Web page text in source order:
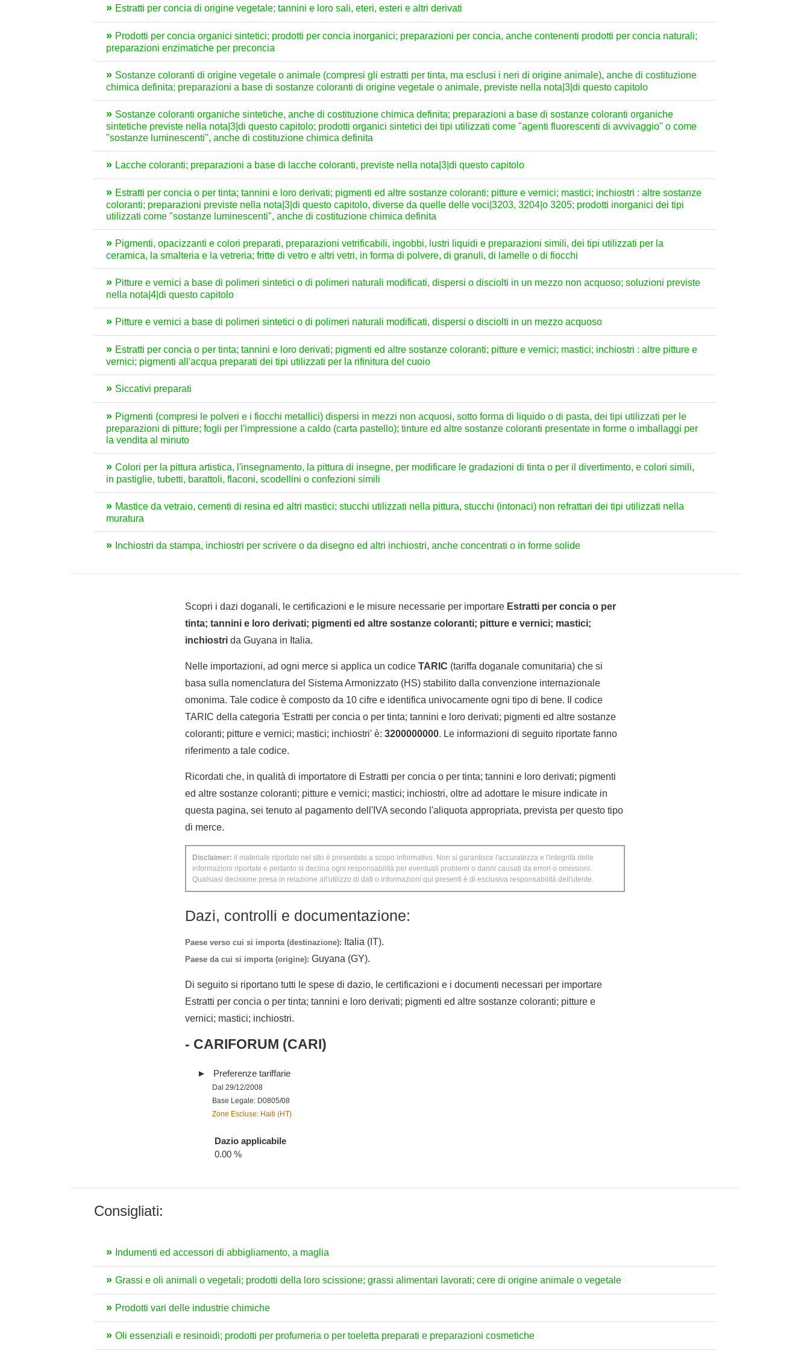
Estratti per concia di origine vegetale; tannini e loro sali, eteri, esteri e altri derivati
Prodotti per concia organici sintetici; prodotti per concia inorganici; preparazioni per concia, anche contenenti prodotti per concia naturali;
preparazioni enzimatiche per preconcia
Sostanze coloranti di origine vegetale o animale (compresi gli estratti per tinta, ma esclusi i neri di origine animale), anche di costituzione
chimica definita; preparazioni a base di sostanze coloranti di origine vegetale o animale, previste nella nota|3|di questo capitolo
Sostanze coloranti organiche sintetiche, anche di costituzione chimica definita; preparazioni a base di sostanze coloranti organiche
sintetiche previste nella nota|3|di questo capitolo; prodotti organici sintetici dei tipi utilizzati come "agenti fluorescenti di avvivaggio" o come
"sostanze luminescenti", anche di costituzione chimica definita
Lacche coloranti; preparazioni a base di lacche coloranti, previste nella nota|3|di questo capitolo
Estratti per concia o per tinta; tannini e loro derivati; pigmenti ed altre sostanze coloranti; pitture e vernici; mastici; inchiostri : altre sostanze
coloranti; preparazioni previste nella nota|3|di questo capitolo, diverse da quelle delle voci|3203, 3204|o 3205; prodotti inorganici dei tipi
utilizzati come "sostanze luminescenti", anche di costituzione chimica definita
Pigmenti, opacizzanti e colori preparati, preparazioni vetrificabili, ingobbi, lustri liquidi e preparazioni simili, dei tipi utilizzati per la
ceramica, la smalteria e la vetreria; fritte di vetro e altri vetri, in forma di polvere, di granuli, di lamelle o di fiocchi
Pitture e vernici a base di polimeri sintetici o di polimeri naturali modificati, dispersi o disciolti in un mezzo non acquoso; soluzioni previste
nella nota|4|di questo capitolo
Pitture e vernici a base di polimeri sintetici o di polimeri naturali modificati, dispersi o disciolti in un mezzo acquoso
Estratti per concia o per tinta; tannini e loro derivati; pigmenti ed altre sostanze coloranti; pitture e vernici; mastici; inchiostri : altre pitture e
vernici; pigmenti all'acqua preparati dei tipi utilizzati per la rifinitura del cuoio
Siccativi preparati
Pigmenti (compresi le polveri e i fiocchi metallici) dispersi in mezzi non acquosi, sotto forma di liquido o di pasta, dei tipi utilizzati per le
preparazioni di pitture; fogli per l'impressione a caldo (carta pastello); tinture ed altre sostanze coloranti presentate in forme o imballaggi per
la vendita al minuto
Colori per la pittura artistica, l'insegnamento, la pittura di insegne, per modificare le gradazioni di tinta o per il divertimento, e colori simili,
in pastiglie, tubetti, barattoli, flaconi, scodellini o confezioni simili
Mastice da vetraio, cementi di resina ed altri mastici; stucchi utilizzati nella pittura, stucchi (intonaci) non refrattari dei tipi utilizzati nella
muratura
Inchiostri da stampa, inchiostri per scrivere o da disegno ed altri inchiostri, anche concentrati o in forme solide
Scopri i dazi doganali, le certificazioni e le misure necessarie per importare Estratti per concia o per
tinta; tannini e loro derivati; pigmenti ed altre sostanze coloranti; pitture e vernici; mastici;
inchiostri da Guyana in Italia.
Nelle importazioni, ad ogni merce si applica un codice TARIC (tariffa doganale comunitaria) che si
basa sulla nomenclatura del Sistema Armonizzato (HS) stabilito dalla convenzione internazionale
omonima. Tale codice è composto da 10 cifre e identifica univocamente ogni tipo di bene. Il codice
TARIC della categoria 'Estratti per concia o per tinta; tannini e loro derivati; pigmenti ed altre sostanze
coloranti; pitture e vernici; mastici; inchiostri' è: 3200000000. Le informazioni di seguito riportate fanno
riferimento a tale codice.
Ricordati che, in qualità di importatore di Estratti per concia o per tinta; tannini e loro derivati; pigmenti
ed altre sostanze coloranti; pitture e vernici; mastici; inchiostri, oltre ad adottare le misure indicate in
questa pagina, sei tenuto al pagamento dell'IVA secondo l'aliquota appropriata, prevista per questo tipo
di merce.
Disclaimer: il materiale riportato nel sito è presentato a scopo informativo. Non si garantisce l'accuratezza e l'integrità delle
informazioni riportate e pertanto si declina ogni responsabilità per eventuali problemi o danni causati da errori o omissioni.
Qualsiasi decisione presa in relazione all'utilizzo di dati o informazioni qui presenti è di esclusiva responsabilità dell'utente.
Dazi, controlli e documentazione:
Paese verso cui si importa (destinazione): Italia (IT).
Paese da cui si importa (origine): Guyana (GY).
Di seguito si riportano tutti le spese di dazio, le certificazioni e i documenti necessari per importare
Estratti per concia o per tinta; tannini e loro derivati; pigmenti ed altre sostanze coloranti; pitture e
vernici; mastici; inchiostri.
- CARIFORUM (CARI)
Preferenze tariffarie
Dal 29/12/2008
Base Legale: D0805/08
Zone Escluse: Haiti (HT)
Dazio applicabile
0.00 %
Consigliati:
Indumenti ed accessori di abbigliamento, a maglia
Grassi e oli animali o vegetali; prodotti della loro scissione; grassi alimentari lavorati; cere di origine animale o vegetale
Prodotti vari delle industrie chimiche
Oli essenziali e resinoidi; prodotti per profumeria o per toeletta preparati e preparazioni cosmetiche